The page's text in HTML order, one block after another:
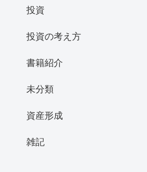
投資
投資の考え方
書籍紹介
未分類
資産形成
雑記